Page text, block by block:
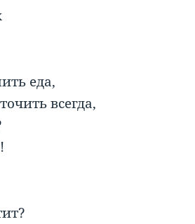
еда,
всегда,